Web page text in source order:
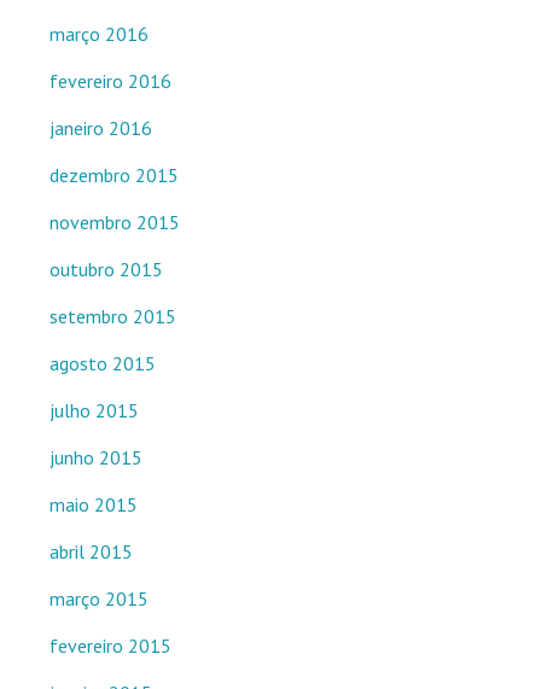
março 2016
fevereiro 2016
janeiro 2016
dezembro 2015
novembro 2015
outubro 2015
setembro 2015
agosto 2015
julho 2015
junho 2015
maio 2015
abril 2015
março 2015
fevereiro 2015